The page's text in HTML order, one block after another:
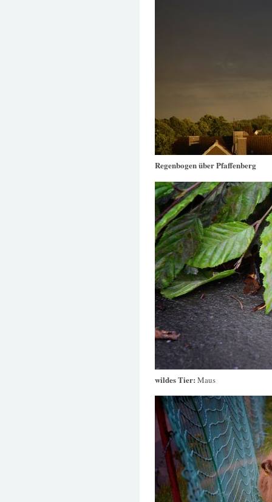
Regenbogen über Pfaffenberg
wildes Tier: Maus